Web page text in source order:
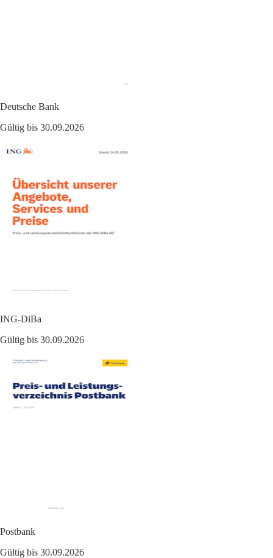
Deutsche Bank
Gültig bis 30.09.2026
ING-DiBa
Gültig bis 30.09.2026
Postbank
Gültig bis 30.09.2026